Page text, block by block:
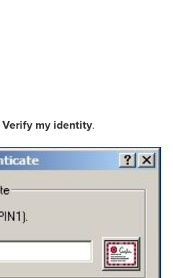
Verify my identity.